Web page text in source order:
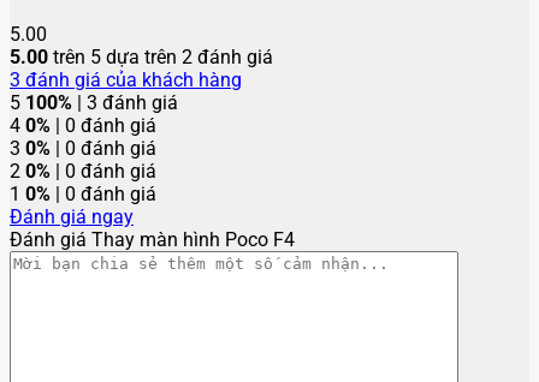
5.00
5.00 trên 5 dựa trên 2 đánh giá
3 đánh giá của khách hàng
5 100% | 3 đánh giá
4 0% | 0 đánh giá
3 0% | 0 đánh giá
2 0% | 0 đánh giá
1 0% | 0 đánh giá
Đánh giá ngay
Đánh giá Thay màn hình Poco F4